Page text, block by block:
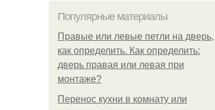
Популярные материалы
Правые или левые петли на дверь,
как определить. Как определить:
дверь правая или левая при
монтаже?
Перенос кухни в комнату или